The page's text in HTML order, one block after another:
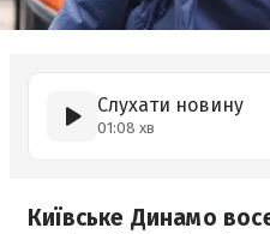
Слухати новину
01:08 хв
Київське Динамо